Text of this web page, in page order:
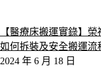
【醫療床搬運實錄】
如何拆裝及安全搬運流
2024 年 6 月 18 日